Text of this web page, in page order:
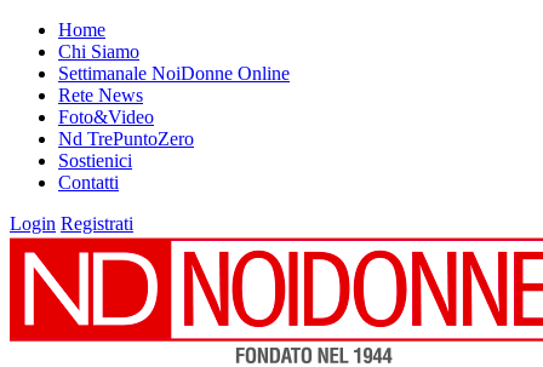
Home
Chi Siamo
Settimanale NoiDonne Online
Rete News
Foto&Video
Nd TrePuntoZero
Sostienici
Contatti
Login Registrati